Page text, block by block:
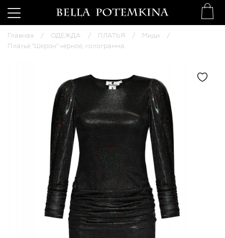
Главная ОДЕЖДА ПЛАТЬЯ
Миди
Платье "Шерон" черное, голограмма